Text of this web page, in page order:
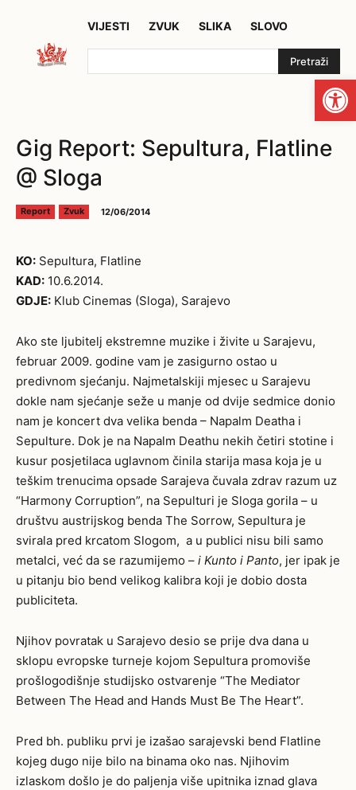
VIJESTI ZVUK SLIKA SLOVO
Pretraži
Gig Report: Sepultura, Flatline
@ Sloga
Report Zvuk 12/06/2014
KO: Sepultura, Flatline
KAD: 10.6.2014.
GDJE: Klub Cinemas (Sloga), Sarajevo
Ako ste ljubitelj ekstremne muzike i živite u Sarajevu,
februar 2009. godine vam je zasigurno ostao u
predivnom sjećanju. Najmetalskiji mjesec u Sarajevu
dokle nam sjećanje seže u manje od dvije sedmice donio
nam je koncert dva velika benda – Napalm Deatha i
Sepulture. Dok je na Napalm Deathu nekih četiri stotine i
kusur posjetilaca uglavnom činila starija masa koja je u
teškim trenucima opsade Sarajeva čuvala zdrav razum uz
“Harmony Corruption”, na Sepulturi je Sloga gorila – u
društvu austrijskog benda The Sorrow, Sepultura je
svirala pred krcatom Slogom, a u publici nisu bili samo
metalci, već da se razumijemo – i Kunto i Panto, jer ipak je
u pitanju bio bend velikog kalibra koji je dobio dosta
publiciteta.
Njihov povratak u Sarajevo desio se prije dva dana u
sklopu evropske turneje kojom Sepultura promoviše
prošlogodišnje studijsko ostvarenje “The Mediator
Between The Head and Hands Must Be The Heart”.
Pred bh. publiku prvi je izašao sarajevski bend Flatline
kojeg dugo nije bilo na binama oko nas. Njihovim
izlaskom došlo je do paljenja više upitnika iznad glava